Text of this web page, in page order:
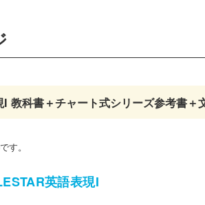
科書＋チャート式シリーズ参考書＋
す。
英語表現I